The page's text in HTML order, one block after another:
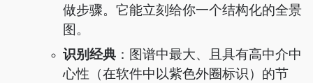
做步骤。它能立刻给你一个结构化的全景
图。
识别经典 ：图谱中最大、且具有高中介中
心性（在软件中以紫色外圈标识）的节